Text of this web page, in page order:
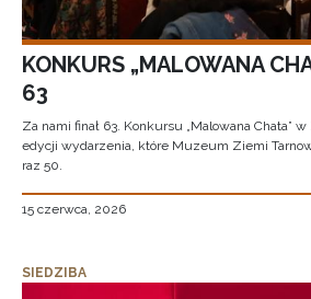
KONKURS „MALOWANA
63
Za nami finał 63. Konkursu „Malowana Chata”
edycji wydarzenia, które Muzeum Ziemi
raz 50.
15 czerwca, 2026
SIEDZIBA